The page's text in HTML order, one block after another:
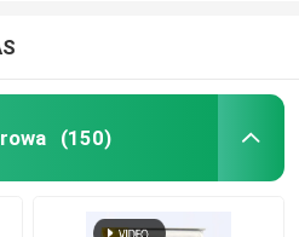
(150)